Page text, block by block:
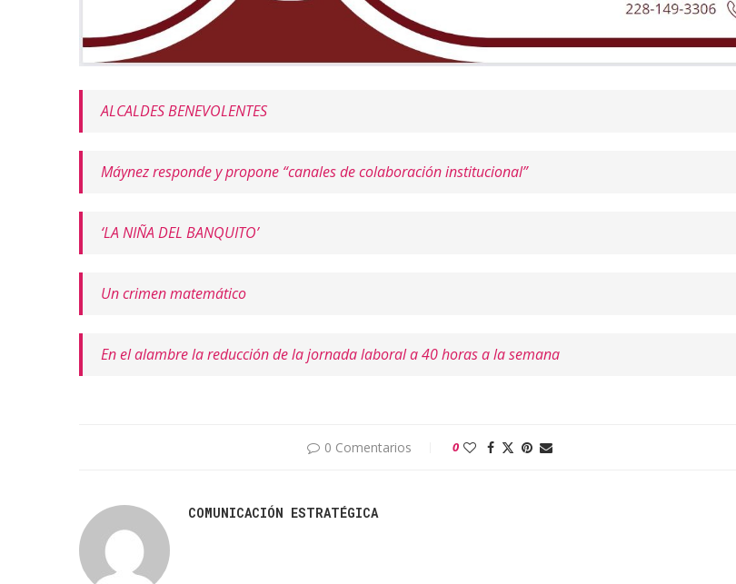
ALCALDES BENEVOLENTES
Máynez responde y propone “canales de colaboración institucional”
‘LA NIÑA DEL BANQUITO’
Un crimen matemático
En el alambre la reducción de la jornada laboral a 40 horas a la semana
0 Comentarios 0
COMUNICACIÓN ESTRATÉGICA